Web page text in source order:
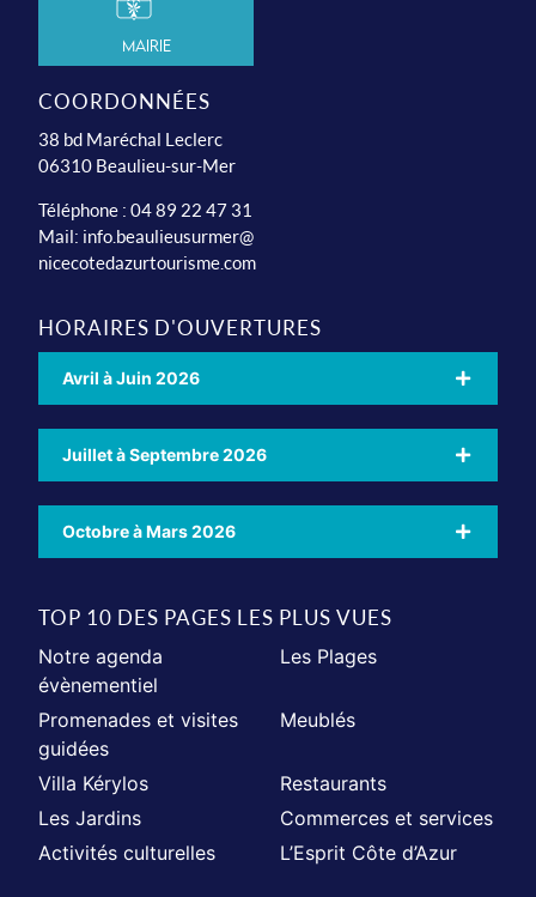
Mairie
COORDONNÉES
38 bd Maréchal Leclerc
06310 Beaulieu-sur-Mer
Téléphone : 04 89 22 47 31
Mail: info.beaulieusurmer@
nicecotedazurtourisme.com
HORAIRES D'OUVERTURES
Avril à Juin 2026
Juillet à Septembre 2026
Octobre à Mars 2026
TOP 10 DES PAGES LES PLUS VUES
Notre agenda
évènementiel
Les Plages
Promenades et visites
guidées
Meublés
Villa Kérylos
Restaurants
Les Jardins
Commerces et services
Activités culturelles
L’Esprit Côte d’Azur